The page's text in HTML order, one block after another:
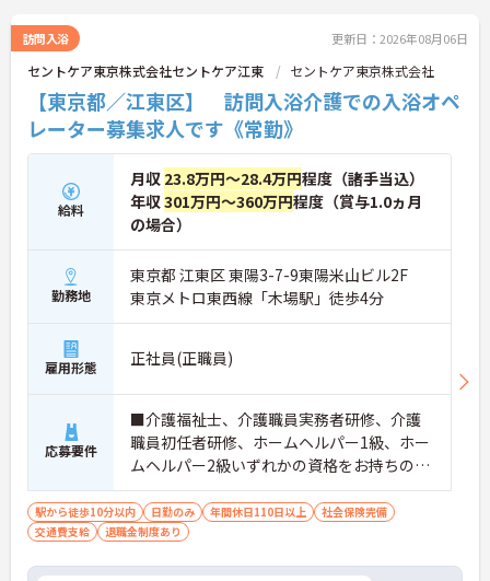
訪問入浴 更新日：2026年08月06日
セントケア東京株式会社セントケア江東 セントケア東京株式会社
【東京都／江東区】 訪問入浴介護での入浴オペ
レーター募集求人です《常勤》
給料
月収 23.8万円～28.4万円程度（諸手当込）
年収301万円～360万円程度（賞与1.0ヵ月
の場合）
勤務地
東京都 江東区 東陽3-7-9東陽米山ビル2F
東京メトロ東西線「木場駅」徒歩4分
雇用形態 正社員(正職員)
応募要件
■介護福祉士、介護職員実務者研修、介護
職員初任者研修、ホームヘルパー1級、ホー
ムヘルパー2級いずれかの資格をお持ちの方
※無資格・未経験者応相談 ■普通自動車運
転免許（AT限定可）
駅から徒歩10分以内 日勤のみ 年間休日110日以上
社会保険完備
交通費支給
退職金制度あり